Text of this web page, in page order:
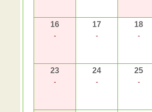
16
-
17
-
18
-
23
-
24
-
25
-